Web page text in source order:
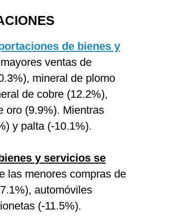
de bienes y
ventas de
mineral de plomo
de cobre (12.2%),
oro (9.9%). Mientras
y palta (-10.1%).
y servicios se
las menores compras de
automóviles
(-11.5%).